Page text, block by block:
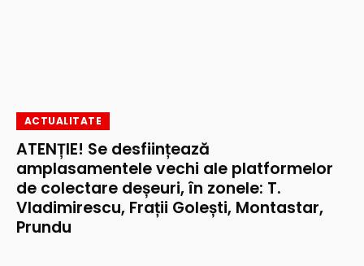
ACTUALITATE
ATENȚIE! Se desființează
amplasamentele vechi ale platformelor
de colectare deșeuri, în zonele: T.
Vladimirescu, Frații Golești, Montastar,
Prundu